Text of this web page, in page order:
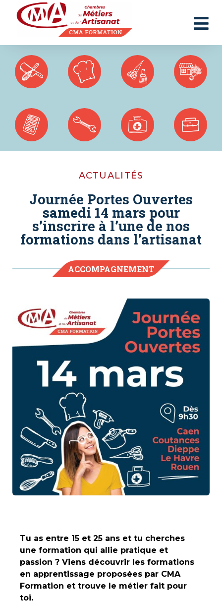
ACTUALITÉS
Journée Portes Ouvertes
samedi 14 mars pour
s’inscrire à l’une de nos
formations dans l’artisanat
ACCOMPAGNEMENT
Tu as entre 15 et 25 ans et tu cherches
une formation qui allie pratique et
passion ? Viens découvrir les formations
en apprentissage proposées par CMA
Formation et trouve le métier fait pour
toi.
Panneau de gestion des cookies